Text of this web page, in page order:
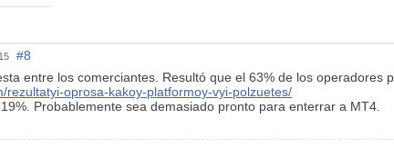
#8
entre los comerciantes. Resultó que el 63% de los operadores
rezultatyi-oprosa-kakoy-platformoy-vyi-polzuetes/
Probablemente sea demasiado pronto para enterrar a MT4.